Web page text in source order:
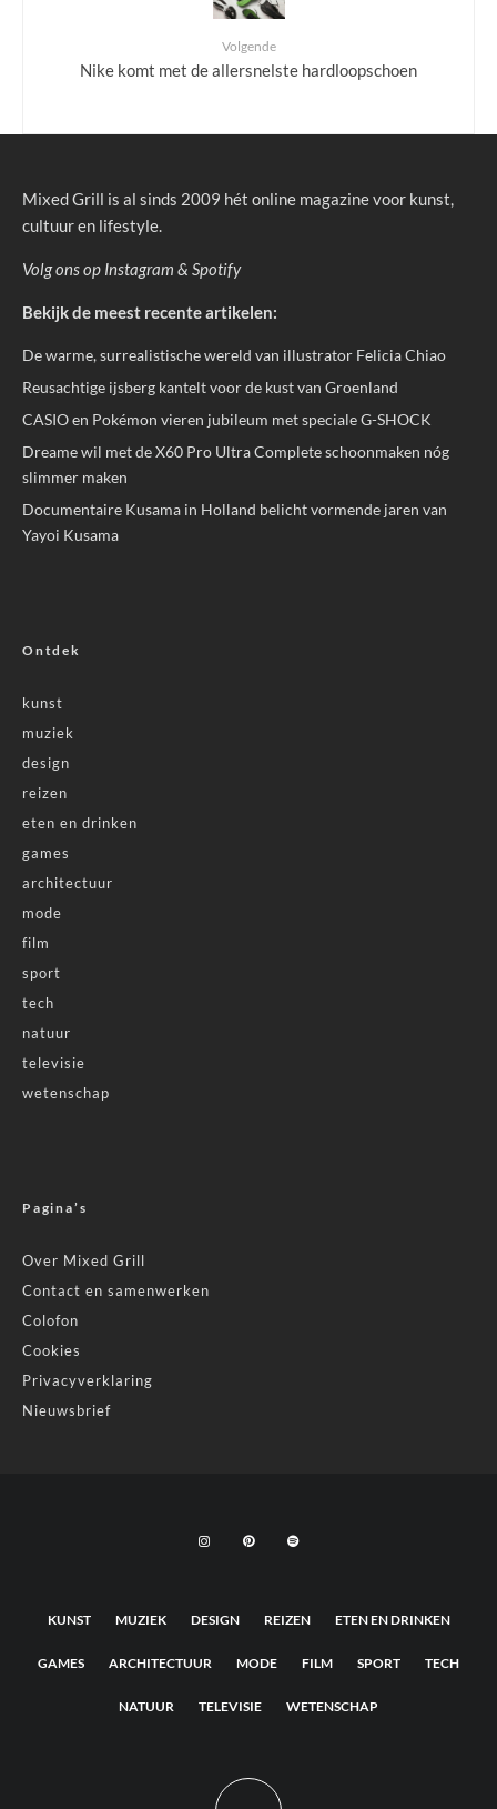
Volgende
Nike komt met de allersnelste hardloopschoen
Mixed Grill is al sinds 2009 hét online magazine voor kunst,
cultuur en lifestyle.
Volg ons op Instagram & Spotify
Bekijk de meest recente artikelen:
De warme, surrealistische wereld van illustrator Felicia Chiao
Reusachtige ijsberg kantelt voor de kust van Groenland
CASIO en Pokémon vieren jubileum met speciale G-SHOCK
Dreame wil met de X60 Pro Ultra Complete schoonmaken nóg
slimmer maken
Documentaire Kusama in Holland belicht vormende jaren van
Yayoi Kusama
Ontdek
kunst
muziek
design
reizen
eten en drinken
games
architectuur
mode
film
sport
tech
natuur
televisie
wetenschap
Pagina’s
Over Mixed Grill
Contact en samenwerken
Colofon
Cookies
Privacyverklaring
Nieuwsbrief
KUNST MUZIEK DESIGN REIZEN ETEN EN DRINKEN
GAMES ARCHITECTUUR MODE FILM SPORT TECH
NATUUR TELEVISIE WETENSCHAP